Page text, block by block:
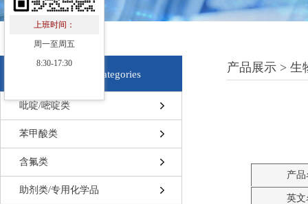
Categories
吡啶/嘧啶类
苯甲酸类
含氟类
助剂类/专用化学品
产品展示 > 生
产品
英文
上班时间：
周一至周五
8:30-17:30